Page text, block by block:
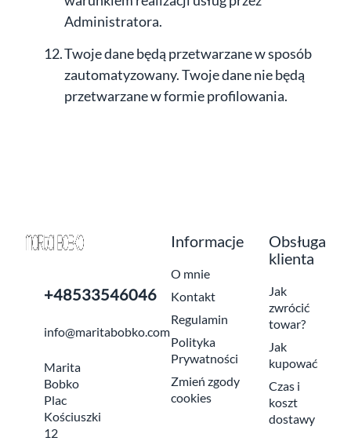
Administratora.
Twoje dane będą przetwarzane w sposób
zautomatyzowany. Twoje dane nie będą
przetwarzane w formie profilowania.
+48533546046
info@maritabobko.com
Marita
Bobko
Plac
Kościuszki
12
Informacje
O mnie
Kontakt
Regulamin
Polityka
Prywatności
Zmień zgody
cookies
Obsługa
klienta
Jak
zwrócić
towar?
Jak
kupować
Czas i
koszt
dostawy